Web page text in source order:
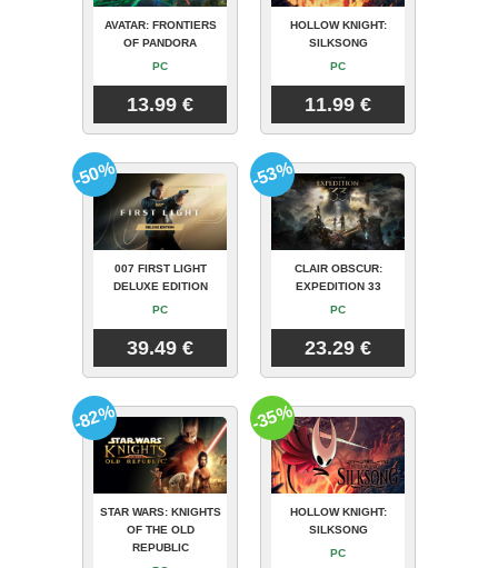
AVATAR: FRONTIERS
OF PANDORA
PC
13.99 €
HOLLOW KNIGHT:
SILKSONG
PC
11.99 €
007 FIRST LIGHT
DELUXE EDITION
PC
39.49 €
-50%
CLAIR OBSCUR:
EXPEDITION 33
PC
23.29 €
-53%
STAR WARS: KNIGHTS
OF THE OLD
REPUBLIC
-82%
HOLLOW KNIGHT:
SILKSONG
PC
-35%